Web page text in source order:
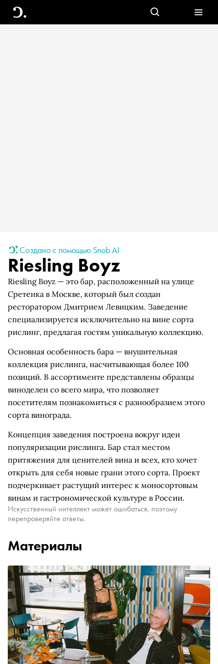
Создано с помощью Snob AI
Riesling Boyz
Riesling Boyz — это бар, расположенный на улице
Сретенка в Москве, который был создан
ресторатором Дмитрием Левицким. Заведение
специализируется исключительно на вине сорта
рислинг, предлагая гостям уникальную коллекцию.
Основная особенность бара — внушительная
коллекция рислинга, насчитывающая более 100
позиций. В ассортименте представлены образцы
виноделен со всего мира, что позволяет
посетителям познакомиться с разнообразием этого
сорта винограда.
Концепция заведения построена вокруг идеи
популяризации рислинга. Бар стал местом
притяжения для ценителей вина и всех, кто хочет
открыть для себя новые грани этого сорта. Проект
подчеркивает растущий интерес к моносортовым
винам и гастрономической культуре в России.
Искусственный интеллект может ошибаться, поэтому
перепроверяйте ответы.
Материалы